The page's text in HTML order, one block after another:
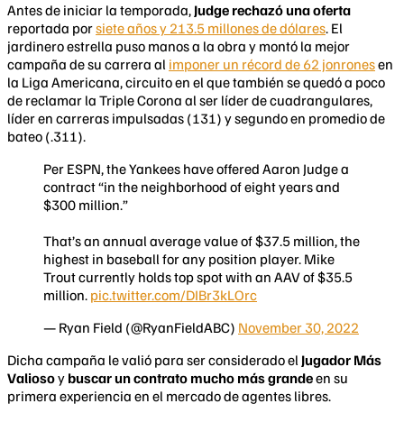
Antes de iniciar la temporada, Judge rechazó una oferta
reportada porsiete años y 213.5 millones de dólares. El
jardinero estrella puso manos a la obra y montó la mejor
campaña de su carrera al imponer un récord de 62 jonronesen
la Liga Americana, circuito en el que también se quedó a poco
de reclamar la Triple Corona al ser líder de cuadrangulares,
líder en carreras impulsadas (131) y segundo en promedio de
bateo (.311).
Per ESPN, the Yankees have offered Aaron Judge a
contract “in the neighborhood of eight years and
$300 million.”
That’s an annual average value of $37.5 million, the
highest in baseball for any position player. Mike
Trout currently holds top spot with an AAV of $35.5
million. pic.twitter.com/DIBr3kLOrc
— Ryan Field (@RyanFieldABC) November 30, 2022
Dicha campaña le valió para ser considerado el Jugador Más
Valiosoy buscar un contrato mucho más grandeen su
primera experiencia en el mercado de agentes libres.